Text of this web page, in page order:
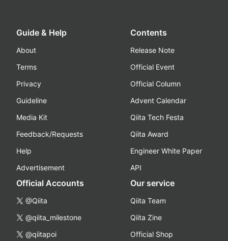
Guide & Help
About
Terms
Privacy
Guideline
Media Kit
Feedback/Requests
Help
Advertisement
Contents
Release Note
Official Event
Official Column
Advent Calendar
Qiita Tech Festa
Qiita Award
Engineer White Paper
API
Official Accounts
@Qiita
@qiita_milestone
@qiitapoi
Our service
Qiita Team
Qiita Zine
Official Shop